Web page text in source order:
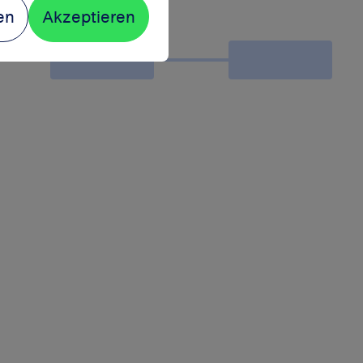
Akzeptieren